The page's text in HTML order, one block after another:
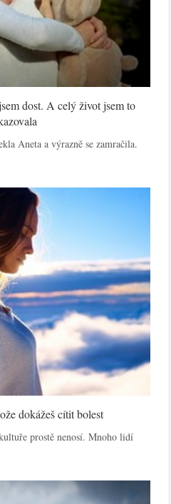
dost. A celý život jsem to
Aneta a výrazně se zamračila.
dokážeš cítit bolest
prostě nenosí. Mnoho lidí